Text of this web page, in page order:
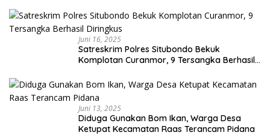
Juni 16, 2025
Satreskrim Polres Situbondo Bekuk
Komplotan Curanmor, 9 Tersangka Berhasil
Juni 13, 2025
Diduga Gunakan Bom Ikan, Warga Desa
Ketupat Kecamatan Raas Terancam Pidana